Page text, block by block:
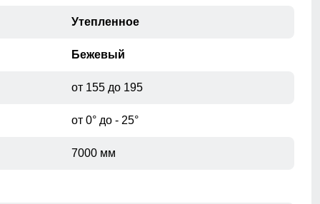
Утепленное
Бежевый
от 155 до 195
от 0° до - 25°
7000 мм